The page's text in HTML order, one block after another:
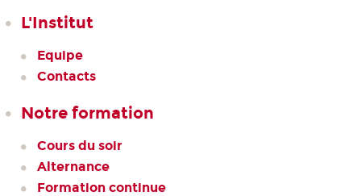
L'Institut
Equipe
Contacts
Notre formation
Cours du soir
Alternance
Formation continue